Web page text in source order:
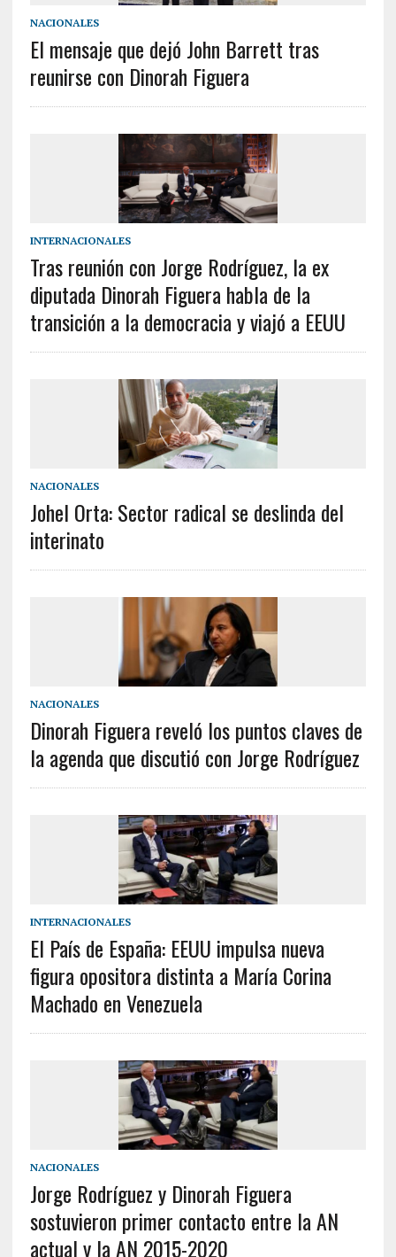
NACIONALES
El mensaje que dejó John Barrett tras
reunirse con Dinorah Figuera
INTERNACIONALES
Tras reunión con Jorge Rodríguez, la ex
diputada Dinorah Figuera habla de la
transición a la democracia y viajó a EEUU
NACIONALES
Johel Orta: Sector radical se deslinda del
interinato
NACIONALES
Dinorah Figuera reveló los puntos claves de
la agenda que discutió con Jorge Rodríguez
INTERNACIONALES
El País de España: EEUU impulsa nueva
figura opositora distinta a María Corina
Machado en Venezuela
NACIONALES
Jorge Rodríguez y Dinorah Figuera
sostuvieron primer contacto entre la AN
actual y la AN 2015-2020